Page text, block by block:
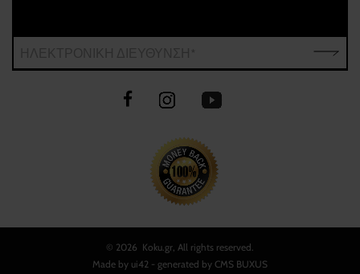
© 2026 Koku.gr, All rights reserved.
Made by ui42 - generated by CMS BUXUS